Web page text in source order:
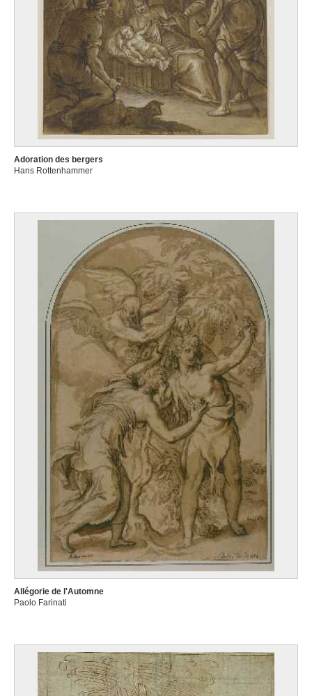
Adoration des bergers
Hans Rottenhammer
Allégorie de l'Automne
Paolo Farinati